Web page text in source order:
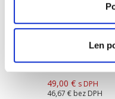
Len
Barbora
49,00 € s DPH
46,67 € bez DPH